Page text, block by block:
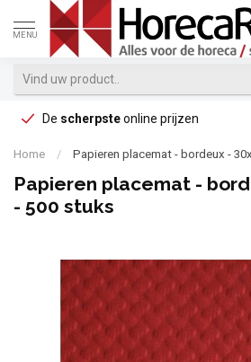
MENU
De scherpsteonline prijzen
Home / Papieren placemat - bordeux -
Papieren placemat -
- 500 stuks